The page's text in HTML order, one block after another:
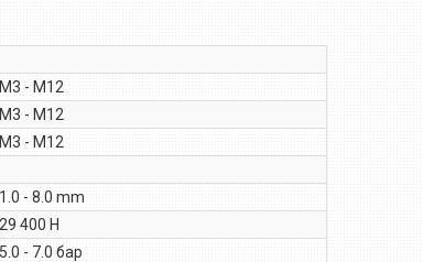
M3 - M12
M3 - M12
M3 - M12
1.0 - 8.0 mm
29 400 Н
5.0 - 7.0 бар